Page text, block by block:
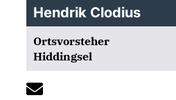
Hendrik Clodius
Ortsvorsteher
Hiddingsel